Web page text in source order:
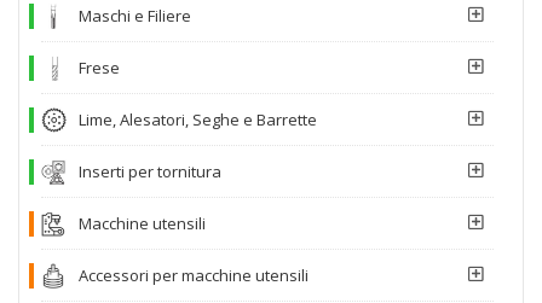
Maschi e Filiere
Frese
Lime, Alesatori, Seghe e Barrette
Inserti per tornitura
Macchine utensili
Accessori per macchine utensili